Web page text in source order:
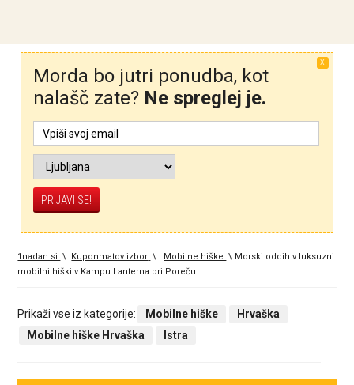
X
Morda bo jutri ponudba, kot
nalašč zate? Ne spreglej je.
1nadan.si \ Kuponmatov izbor \ Mobilne hiške \ Morski oddih v luksuzni
mobilni hiški v Kampu Lanterna pri Poreču
Prikaži vse iz kategorije: Mobilne hiške
Hrvaška
Mobilne hiške Hrvaška
Istra